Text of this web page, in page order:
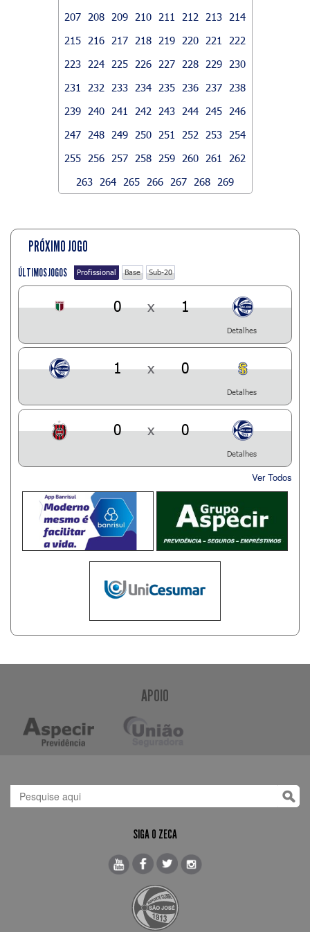
207
208 209 210 211 212 213
214
215
216 217 218 219 220 221
222
223
224 225 226 227 228 229
230
231
232 233 234 235 236 237
238
239
240 241 242 243 244 245
246
247
248 249 250 251 252 253
254
255
256 257 258 259 260 261
262
263
264 265 266 267 268 269
PRÓXIMO JOGO
ÚLTIMOS JOGOS Profissional Base Sub-20
0 x 1
Detalhes
1 x 0
Detalhes
0 x 0
Detalhes
Ver Todos
APOIO
SIGA O ZECA